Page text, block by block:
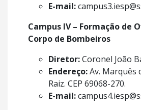
E-mail:
Campus IV – Formação de
Corpo de Bombeiros
Diretor:Coronel João
Endereço:Av. Marquês
Raiz. CEP 69068-270.
E-mail: